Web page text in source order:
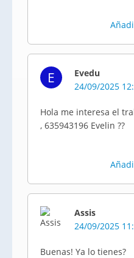
E
Evedu
24/09/2025
Hola me interesa el
, 635943196 Evelin ??
Assis
24/09/2025
Buenas! Ya lo tienes?